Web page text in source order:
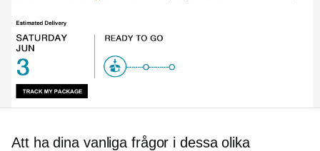
Att ha dina vanliga frågor i dessa olika